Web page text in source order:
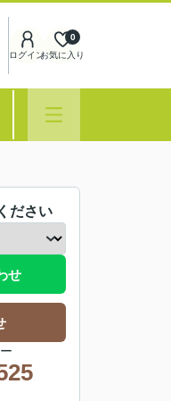
ログインお気に入り
0
ださい
せ